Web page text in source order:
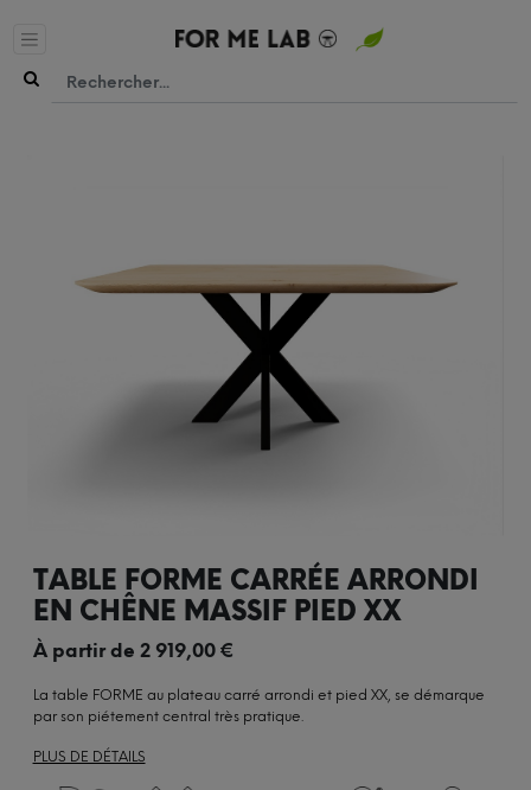
TABLE FORME CARRÉE ARRONDI
EN CHÊNE MASSIF PIED XX
À partir de 2 919,00€
La table FORME au plateau carré arrondi et pied XX, se démarque
par son piétement central très pratique.
PLUS DE DÉTAILS